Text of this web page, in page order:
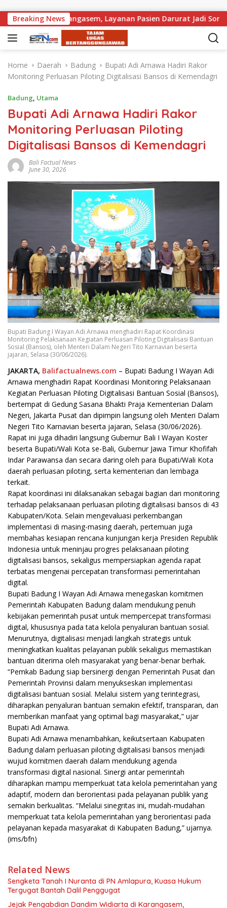
Breaking News
Karangasem, Layanan Pasien Darurat Jadi Sorotan
Home Daerah Badung
⁠Bupati Adi Arnawa Hadiri Rakor
Monitoring Perluasan Piloting Digitalisasi Bansos di Kemendagri
Badung, Utama
⁠Bupati Adi Arnawa Hadiri Rakor
Monitoring Perluasan Piloting
Digitalisasi Bansos di Kemendagri
Bali Factual News
June 30, 2026
Bupati Badung I Wayan Adi Arnawa menghadiri Rapat Koordinasi
Monitoring Pelaksanaan Kegiatan Perluasan Piloting Digitalisasi Bantuan
Sosial (Bansos), oleh Menteri Dalam Negeri Tito Karnavian beserta
jajaran, Selasa (30/06/2026).
JAKARTA, Balifactualnews.com – Bupati Badung I Wayan Adi
Arnawa menghadiri Rapat Koordinasi Monitoring Pelaksanaan
Kegiatan Perluasan Piloting Digitalisasi Bantuan Sosial (Bansos),
bertempat di Gedung Sasana Bhakti Praja Kementerian Dalam
Negeri, Jakarta Pusat dan dipimpin langsung oleh Menteri Dalam
Negeri Tito Karnavian beserta jajaran, Selasa (30/06/2026).
Rapat ini juga dihadiri langsung Gubernur Bali I Wayan Koster
beserta Bupati/Wali Kota se-Bali, Gubernur Jawa Timur Khofifah
Indar Parawansa dan secara daring oleh para Bupati/Wali Kota
daerah perluasan piloting, serta kementerian dan lembaga
terkait.
Rapat koordinasi ini dilaksanakan sebagai bagian dari monitoring
terhadap pelaksanaan perluasan piloting digitalisasi bansos di 43
Kabupaten/Kota. Selain mengevaluasi perkembangan
implementasi di masing-masing daerah, pertemuan juga
membahas kesiapan rencana kunjungan kerja Presiden Republik
Indonesia untuk meninjau progres pelaksanaan piloting
digitalisasi bansos, sekaligus mempersiapkan agenda rapat
terbatas mengenai percepatan transformasi pemerintahan
digital.
Bupati Badung I Wayan Adi Arnawa menegaskan komitmen
Pemerintah Kabupaten Badung dalam mendukung penuh
kebijakan pemerintah pusat untuk mempercepat transformasi
digital, khususnya pada tata kelola penyaluran bantuan sosial.
Menurutnya, digitalisasi menjadi langkah strategis untuk
meningkatkan kualitas pelayanan publik sekaligus memastikan
bantuan diterima oleh masyarakat yang benar-benar berhak.
“Pemkab Badung siap bersinergi dengan Pemerintah Pusat dan
Pemerintah Provinsi dalam menyukseskan implementasi
digitalisasi bantuan sosial. Melalui sistem yang terintegrasi,
diharapkan penyaluran bantuan semakin efektif, transparan, dan
memberikan manfaat yang optimal bagi masyarakat,” ujar
Bupati Adi Arnawa.
Bupati Adi Arnawa menambahkan, keikutsertaan Kabupaten
Badung dalam perluasan piloting digitalisasi bansos menjadi
wujud komitmen daerah dalam mendukung agenda
transformasi digital nasional. Sinergi antar pemerintah
diharapkan mampu memperkuat tata kelola pemerintahan yang
adaptif, modern dan berorientasi pada pelayanan publik yang
semakin berkualitas. “Melalui sinegritas ini, mudah-mudahan
memperkuat tata kelola pemerintahan yang berorientasi pada
pelayanan kepada masyarakat di Kabupaten Badung,” ujarnya.
(ims/bfn)
Related News
Sengketa Tanah I Nuranta di PN Amlapura, Kuasa Hukum
Tergugat Bantah Dalil Penggugat
Jejak Pengabdian Dandim Widiarta di Karangasem,